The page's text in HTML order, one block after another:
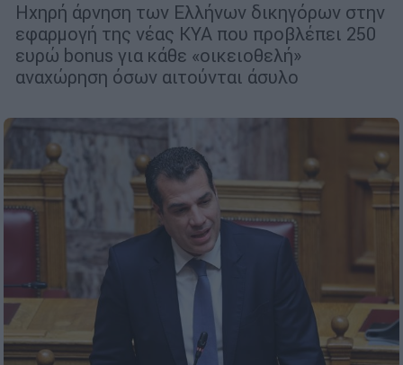
Ηχηρή άρνηση των Ελλήνων δικηγόρων στην
εφαρμογή της νέας ΚΥΑ που προβλέπει 250
ευρώ bonus για κάθε «οικειοθελή»
αναχώρηση όσων αιτούνται άσυλο